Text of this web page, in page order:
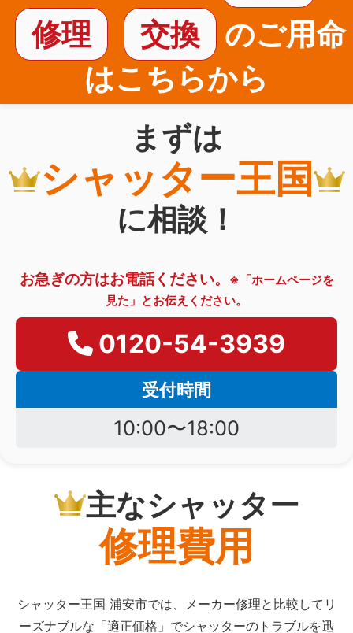
修理
交換
のご用命
はこちらから
まずは
シャッター王国
に相談！
お急ぎの方はお電話ください。
※「ホームページを
見た」とお伝えください。
0120-54-3939
受付時間
10:00〜18:00
主なシャッター
修理費用
シャッター王国 浦安市では、メーカー修理と比較してリ
ーズナブルな「適正価格」でシャッターのトラブルを迅